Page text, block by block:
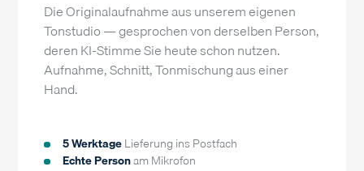
Die Originalaufnahme aus unserem eigenen
Tonstudio — gesprochen von derselben Person,
deren KI-Stimme Sie heute schon nutzen.
Aufnahme, Schnitt, Tonmischung aus einer
Hand.
5 WerktageLieferung ins Postfach
Echte Personam Mikrofon